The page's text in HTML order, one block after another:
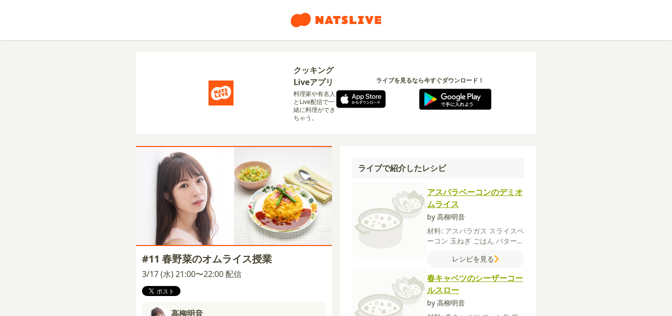
クッキング
Liveアプリ
料理家や有名人
とLive配信で一
緒に料理ができ
ちゃう。
ライブを見るなら今すぐダウンロード！
#11 春野菜のオムライス授業
3/17 (水) 21:00〜22:00 配信
高柳明音
ライブで紹介したレシピ
アスパラベーコンのデミオ
ムライス
by 高柳明音
材料: アスパラガス スライスベ
ーコン 玉ねぎ ごはん バター
【卵液】卵牛乳マヨネーズ
ップウスターソース酒水砂
糖バター
レシピを見る
春キャベツのシーザーコー
ルスロー
by 高柳明音